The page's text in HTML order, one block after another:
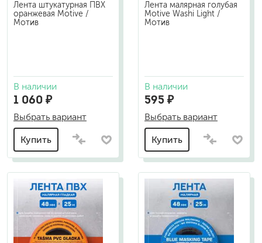
Лента штукатурная ПВХ
оранжевая Motive /
Мотив
В наличии
1 060 ₽
Выбрать вариант
Купить
Лента малярная голубая
Motive Washi Light /
Мотив
В наличии
595 ₽
Выбрать вариант
Купить